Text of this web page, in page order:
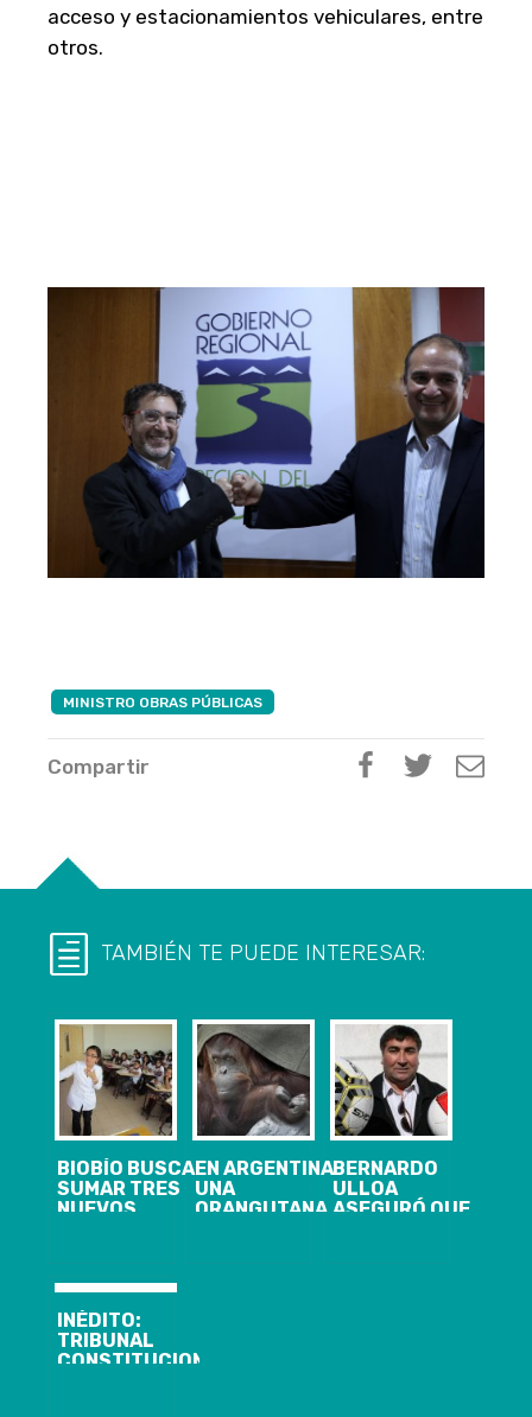
acceso y estacionamientos vehiculares, entre
otros.
MINISTRO OBRAS PÚBLICAS
Compartir
TAMBIÉN TE PUEDE INTERESAR:
BIOBÍO BUSCA
SUMAR TRES
NUEVOS
EN ARGENTINA
UNA
ORANGUTANA
BERNARDO
ULLOA
ASEGURÓ QUE
INÉDITO:
TRIBUNAL
CONSTITUCIONAL